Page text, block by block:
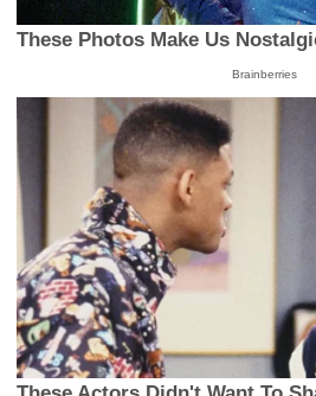
These Photos Make Us
Brainberries